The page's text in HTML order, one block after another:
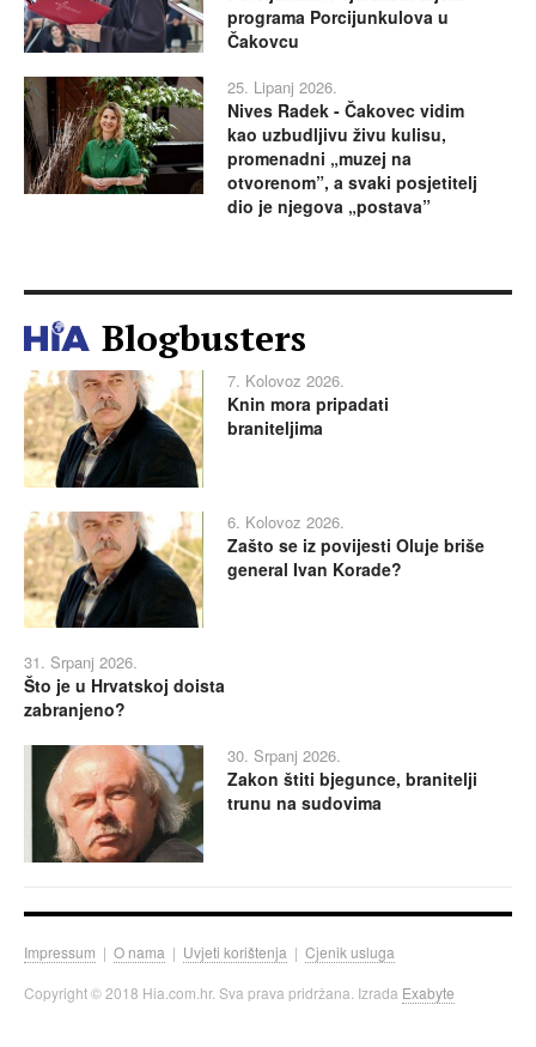
programa Porcijunkulova u
Čakovcu
25. Lipanj 2026.
Nives Radek - Čakovec vidim
kao uzbudljivu živu kulisu,
promenadni „muzej na
otvorenom”, a svaki posjetitelj
dio je njegova „postava”
Blogbusters
7. Kolovoz 2026.
Knin mora pripadati
braniteljima
6. Kolovoz 2026.
Zašto se iz povijesti Oluje briše
general Ivan Korade?
31. Srpanj 2026.
Što je u Hrvatskoj doista
zabranjeno?
30. Srpanj 2026.
Zakon štiti bjegunce, branitelji
trunu na sudovima
Impressum | O nama | Uvjeti korištenja | Cjenik usluga
Copyright © 2018 Hia.com.hr. Sva prava pridržana. Izrada Exabyte